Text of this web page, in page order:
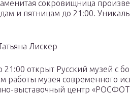
сокровищница
и пятницам до 21:00.
Лискер
21:00 открыт Русский музей с
работы музея современного
выставочный центр